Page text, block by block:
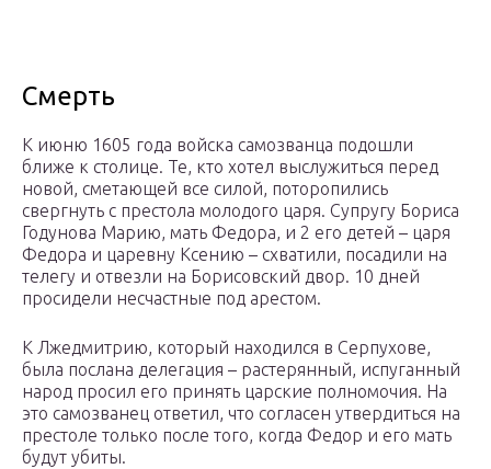
Смерть
К июню 1605 года войска самозванца подошли
ближе к столице. Те, кто хотел выслужиться перед
новой, сметающей все силой, поторопились
свергнуть с престола молодого царя. Супругу Бориса
Годунова Марию, мать Федора, и 2 его детей – царя
Федора и царевну Ксению – схватили, посадили на
телегу и отвезли на Борисовский двор. 10 дней
просидели несчастные под арестом.
К Лжедмитрию, который находился в Серпухове,
была послана делегация – растерянный, испуганный
народ просил его принять царские полномочия. На
это самозванец ответил, что согласен утвердиться на
престоле только после того, когда Федор и его мать
будут убиты.